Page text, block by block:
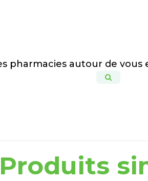
pharmacies autour de
Produits